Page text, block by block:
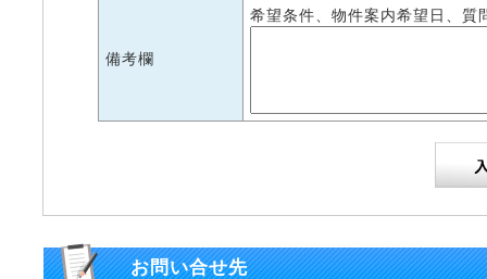
備考欄
希望条件、物件案内希望日、質
お問い合せ先